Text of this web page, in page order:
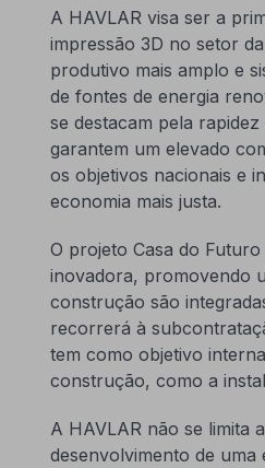
A HAVLAR visa ser a
impressão 3D no setor
produtivo mais amplo e
de fontes de energia
se destacam pela
garantem um elevado
os objetivos nacionais e
economia mais justa.
O projeto Casa do
inovadora, promovendo
construção são
recorrerá à
tem como objetivo
construção, como a
A HAVLAR não se limita
desenvolvimento de uma